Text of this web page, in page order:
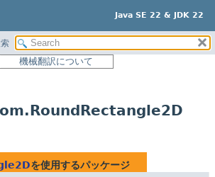
Java SE 22 & JDK 22
機械翻訳について
を使用するパッケージ